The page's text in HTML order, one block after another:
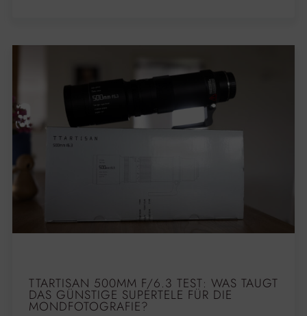
TTARTISAN 500MM F/6.3 TEST: WAS TAUGT
DAS GÜNSTIGE SUPERTELE FÜR DIE
MONDFOTOGRAFIE?